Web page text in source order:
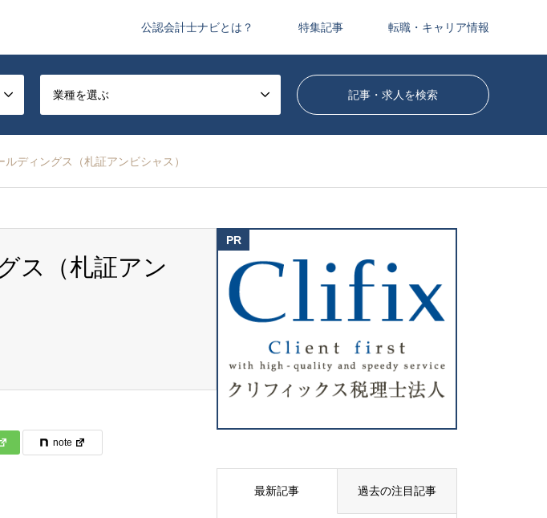
公認会計士ナビとは？ 特集記事 転職・キャリア情報
業種を選ぶ
ルディングス（札証アンビシャス）
ス（札証アン
note
最新記事 過去の注目記事